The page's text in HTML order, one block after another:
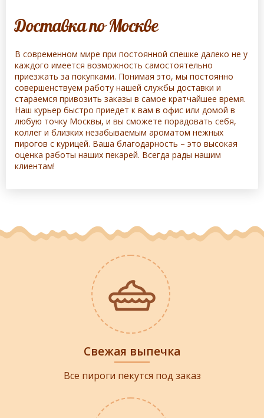
Доставка по Москве
В современном мире при постоянной спешке далеко не у
каждого имеется возможность самостоятельно
приезжать за покупками. Понимая это, мы постоянно
совершенствуем работу нашей службы доставки и
стараемся привозить заказы в самое кратчайшее время.
Наш курьер быстро приедет к вам в офис или домой в
любую точку Москвы, и вы сможете порадовать себя,
коллег и близких незабываемым ароматом нежных
пирогов с курицей. Ваша благодарность – это высокая
оценка работы наших пекарей. Всегда рады нашим
клиентам!
Свежая выпечка
Все пироги пекутся под заказ